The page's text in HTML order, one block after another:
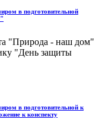
в подготовительной
"Природа - наш дом"
"День защиты
в подготовительной к
к конспекту